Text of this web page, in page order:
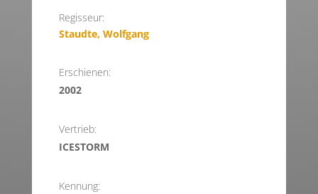
Regisseur:
Staudte, Wolfgang
Erschienen:
2002
Vertrieb:
ICESTORM
Kennung: